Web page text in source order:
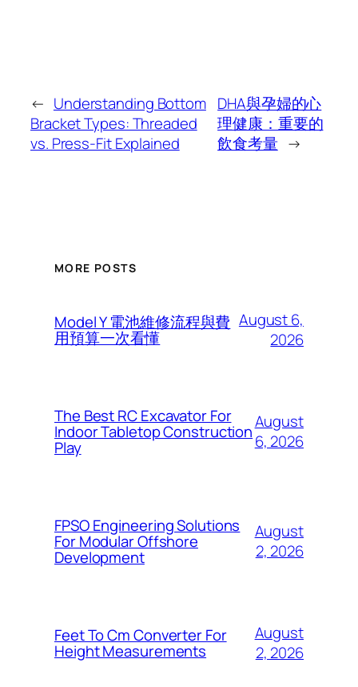
← Understanding Bottom
Bracket Types: Threaded
vs. Press-Fit Explained
DHA與孕婦的心
理健康：重要的
飲食考量 →
MORE POSTS
Model Y 電池維修流程與費
用預算一次看懂
August 6,
2026
The Best RC Excavator For
Indoor Tabletop Construction
Play
August
6, 2026
FPSO Engineering Solutions
For Modular Offshore
Development
August
2, 2026
Feet To Cm Converter For
Height Measurements
August
2, 2026